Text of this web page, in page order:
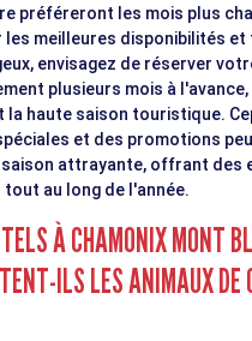
préféreront les mois plus
les meilleures disponibilités et
envisagez de réserver
plusieurs mois à
la haute saison touristique.
et des promotions
saison attrayante, offrant des
tout au long de l'année.
À CHAMONIX MONT
ILS LES ANIMAUX DE